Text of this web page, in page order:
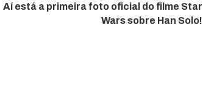
Aí está a primeira foto oficial do filme Star
Wars sobre Han Solo!